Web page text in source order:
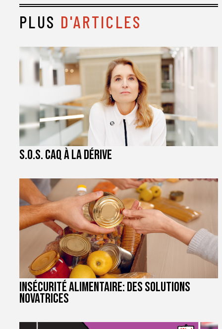
PLUS D'ARTICLES
S.O.S. CAQ à la dérive
Insécurité alimentaire: des solutions
novatrices